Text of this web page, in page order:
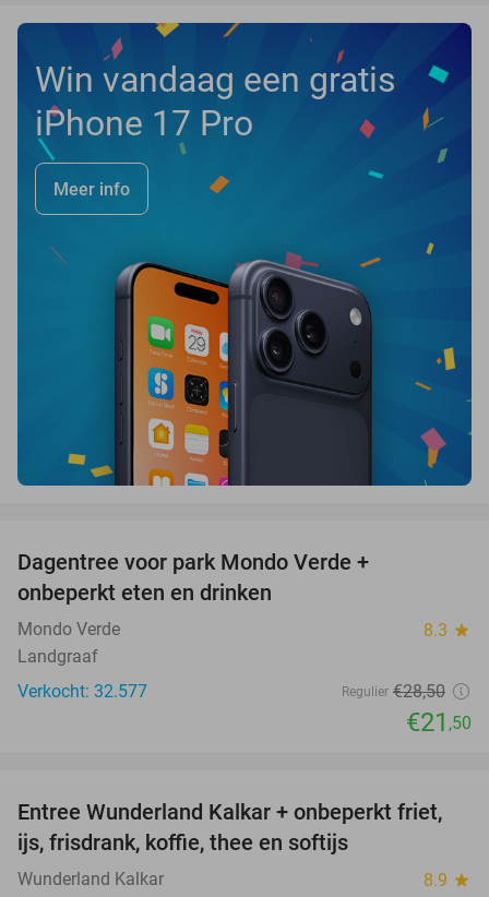
Win vandaag een gratis
iPhone 17 Pro
Meer info
Dagentree voor park Mondo Verde +
onbeperkt eten en drinken
Mondo Verde 8.3 star
Landgraaf
Verkocht: 32.577
Regulier €28,50
€21 ,50
32%
Entree Wunderland Kalkar + onbeperkt friet,
ijs, frisdrank, koffie, thee en softijs
Wunderland Kalkar 8.9 star